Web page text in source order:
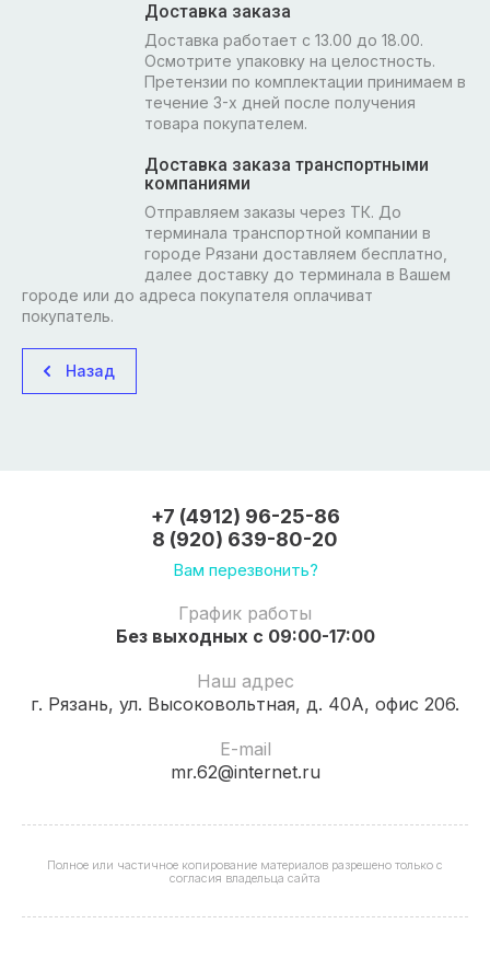
Доставка заказа
Доставка работает с 13.00 до 18.00.
Осмотрите упаковку на целостность.
Претензии по комплектации принимаем в
течение 3-х дней после получения
товара покупателем.
Доставка заказа транспортными
компаниями
Отправляем заказы через ТК. До
терминала транспортной компании в
городе Рязани доставляем бесплатно,
далее доставку до терминала в Вашем
городе или до адреса покупателя оплачиват
покупатель.
Назад
+7 (4912) 96-25-86
8 (920) 639-80-20
Вам перезвонить?
График работы
Без выходных с 09:00-17:00
Наш адрес
г. Рязань, ул. Высоковольтная, д. 40А, офис 206.
E-mail
mr.62@internet.ru
Полное или частичное копирование материалов разрешено только с
согласия владельца сайта